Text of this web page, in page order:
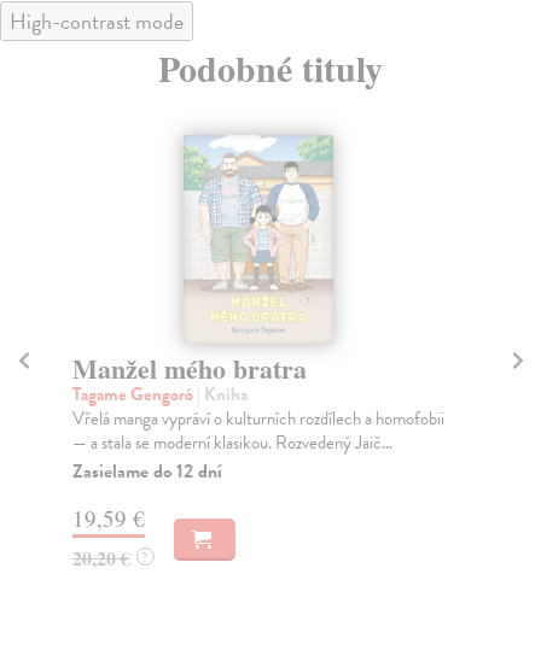
High-contrast mode
Podobné tituly
Manžel mého bratra
Tagame Gengoró| Kniha
Vřelá manga vypráví o kulturních rozdílech a homofobii
— a stala se moderní klasikou. Rozvedený Jaič...
Zasielame do 12 dní
19,59 €
20,20 € ?